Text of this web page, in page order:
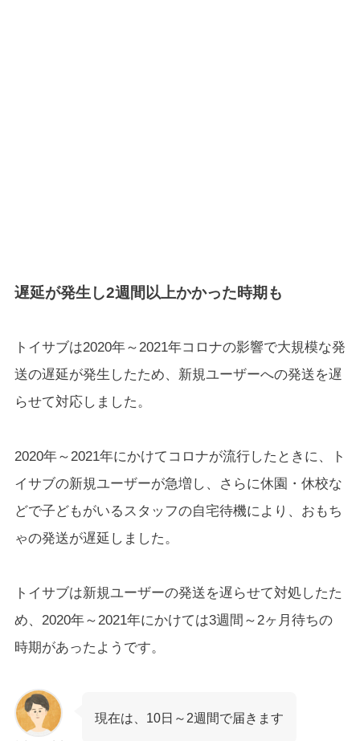
遅延が発生し2週間以上かかった時期も
トイサブは2020年～2021年コロナの影響で大規模な発
送の遅延が発生したため、新規ユーザーへの発送を遅
らせて対応しました。
2020年～2021年にかけてコロナが流行したときに、ト
イサブの新規ユーザーが急増し、さらに休園・休校な
どで子どもがいるスタッフの自宅待機により、おもち
ゃの発送が遅延しました。
トイサブは新規ユーザーの発送を遅らせて対処したた
め、2020年～2021年にかけては3週間～2ヶ月待ちの
時期があったようです。
現在は、10日～2週間で届きます